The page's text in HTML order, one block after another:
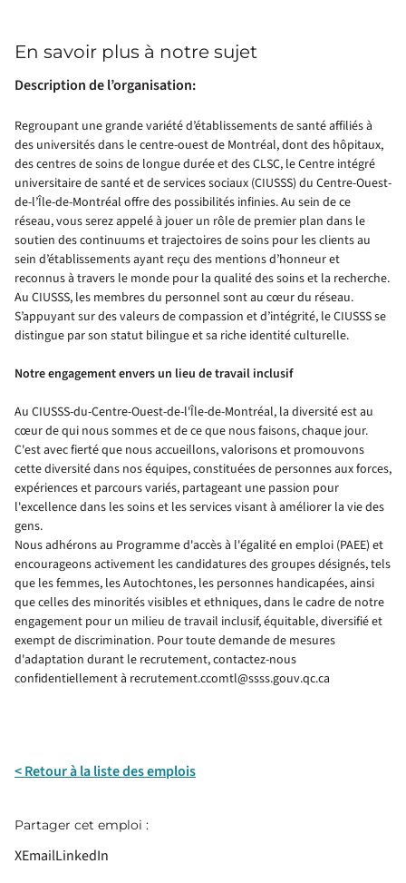
En savoir plus à notre sujet
Description de l’organisation:
Regroupant une grande variété d’établissements de santé affiliés à
des universités dans le centre-ouest de Montréal, dont des hôpitaux,
des centres de soins de longue durée et des CLSC, le Centre intégré
universitaire de santé et de services sociaux (CIUSSS) du Centre-Ouest-
de-l’Île-de-Montréal offre des possibilités infinies. Au sein de ce
réseau, vous serez appelé à jouer un rôle de premier plan dans le
soutien des continuums et trajectoires de soins pour les clients au
sein d’établissements ayant reçu des mentions d’honneur et
reconnus à travers le monde pour la qualité des soins et la recherche.
Au CIUSSS, les membres du personnel sont au cœur du réseau.
S’appuyant sur des valeurs de compassion et d’intégrité, le CIUSSS se
distingue par son statut bilingue et sa riche identité culturelle.
Notre engagement envers un lieu de travail inclusif
Au CIUSSS-du-Centre-Ouest-de-l'Île-de-Montréal, la diversité est au
cœur de qui nous sommes et de ce que nous faisons, chaque jour.
C'est avec fierté que nous accueillons, valorisons et promouvons
cette diversité dans nos équipes, constituées de personnes aux forces,
expériences et parcours variés, partageant une passion pour
l'excellence dans les soins et les services visant à améliorer la vie des
gens.
Nous adhérons au Programme d'accès à l'égalité en emploi (PAEE) et
encourageons activement les candidatures des groupes désignés, tels
que les femmes, les Autochtones, les personnes handicapées, ainsi
que celles des minorités visibles et ethniques, dans le cadre de notre
engagement pour un milieu de travail inclusif, équitable, diversifié et
exempt de discrimination. Pour toute demande de mesures
d'adaptation durant le recrutement, contactez-nous
confidentiellement à recrutement.ccomtl@ssss.gouv.qc.ca
< Retour à la liste des emplois
Partager cet emploi :
XEmailLinkedIn